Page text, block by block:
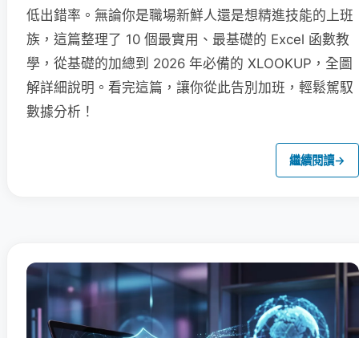
低出錯率。無論你是職場新鮮人還是想精進技能的上班
族，這篇整理了 10 個最實用、最基礎的 Excel 函數教
學，從基礎的加總到 2026 年必備的 XLOOKUP，全圖
解詳細說明。看完這篇，讓你從此告別加班，輕鬆駕馭
數據分析！
繼續閱讀→